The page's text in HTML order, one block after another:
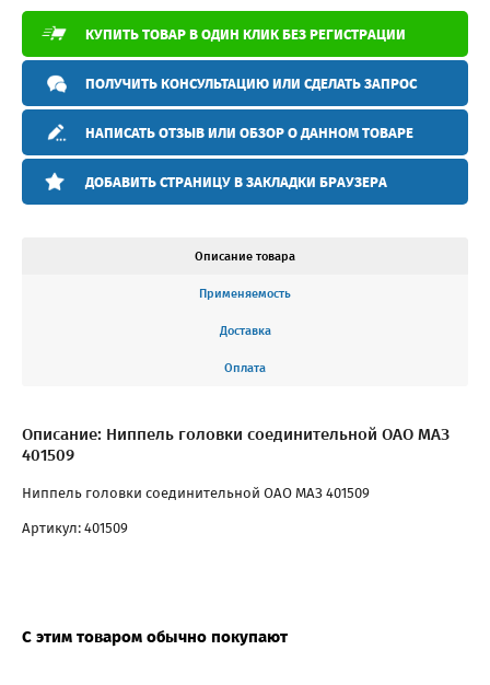
КУПИТЬ ТОВАР В ОДИН КЛИК БЕЗ РЕГИСТРАЦИИ
ПОЛУЧИТЬ КОНСУЛЬТАЦИЮ ИЛИ СДЕЛАТЬ ЗАПРОС
НАПИСАТЬ ОТЗЫВ ИЛИ ОБЗОР О ДАННОМ ТОВАРЕ
ДОБАВИТЬ СТРАНИЦУ В ЗАКЛАДКИ БРАУЗЕРА
Описание товара
Применяемость
Доставка
Оплата
Описание: Ниппель головки соединительной ОАО МАЗ
401509
Ниппель головки соединительной ОАО МАЗ 401509
Артикул: 401509
С этим товаром обычно покупают